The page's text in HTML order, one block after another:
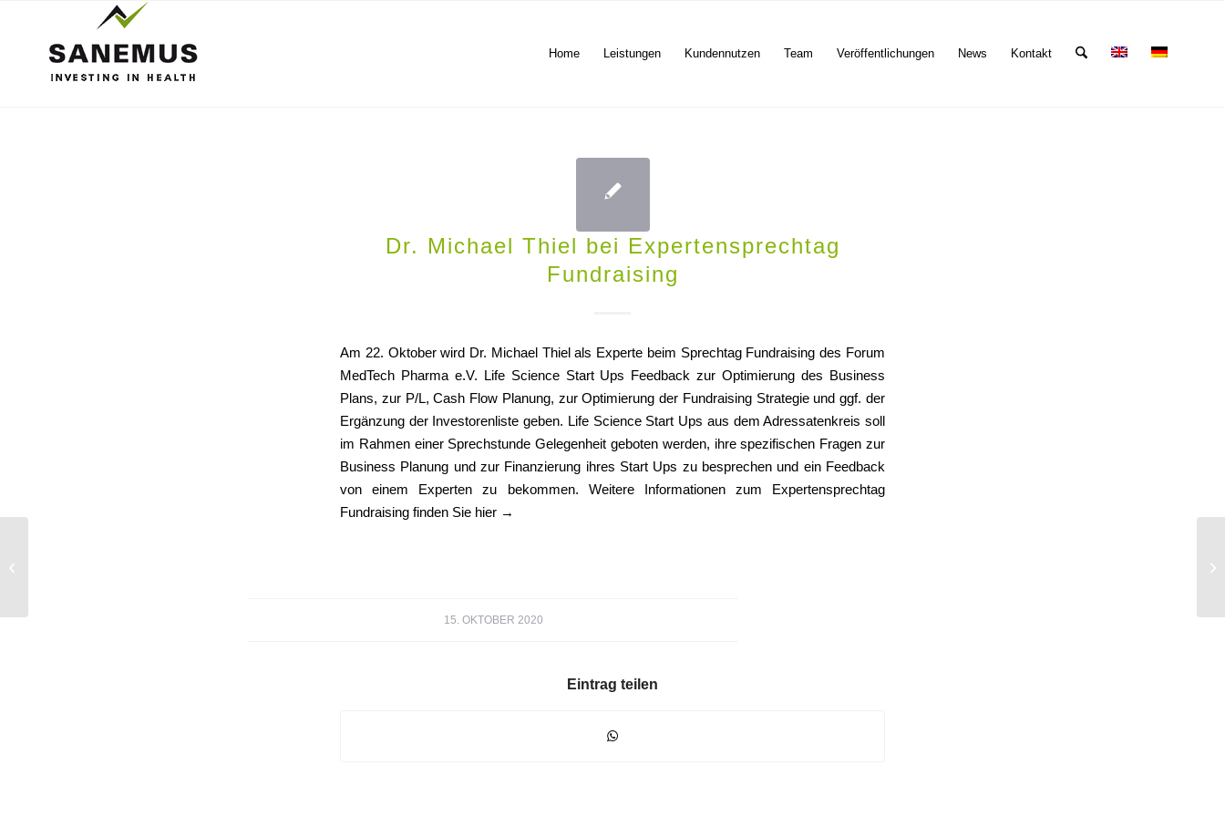
Home Leistungen Kundennutzen Team Veröffentlichungen News Kontakt
Dr. Michael Thiel bei Expertensprechtag
Fundraising
Am 22. Oktober wird Dr. Michael Thiel als Experte beim Sprechtag Fundraising des Forum
MedTech Pharma e.V. Life Science Start Ups Feedback zur Optimierung des Business
Plans, zur P/L, Cash Flow Planung, zur Optimierung der Fundraising Strategie und ggf. der
Ergänzung der Investorenliste geben. Life Science Start Ups aus dem Adressatenkreis soll
im Rahmen einer Sprechstunde Gelegenheit geboten werden, ihre spezifischen Fragen zur
Business Planung und zur Finanzierung ihres Start Ups zu besprechen und ein Feedback
von einem Experten zu bekommen. Weitere Informationen zum Expertensprechtag
Fundraising finden Sie hier →
15. OKTOBER 2020
Eintrag teilen